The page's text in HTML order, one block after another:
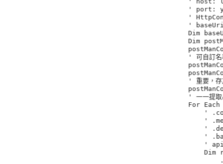
' port:
'
'
Dim
Dim
' 可自訂名
' 重要，存
' 一一提取出
For
'
'
'
'
'
Dim